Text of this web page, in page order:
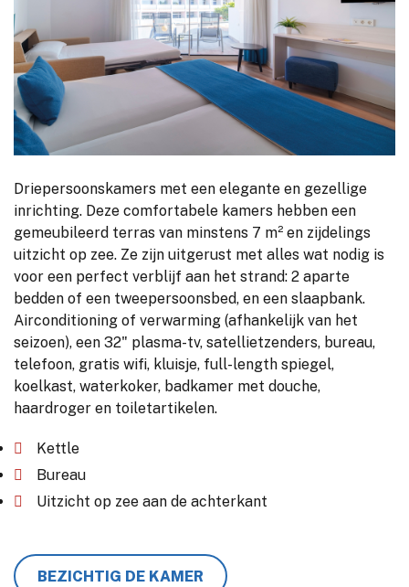
Driepersoonskamers met een elegante en gezellige
inrichting. Deze comfortabele kamers hebben een
gemeubileerd terras van minstens 7 m² en zijdelings
uitzicht op zee. Ze zijn uitgerust met alles wat nodig is
voor een perfect verblijf aan het strand: 2 aparte
bedden of een tweepersoonsbed, en een slaapbank.
Airconditioning of verwarming (afhankelijk van het
seizoen), een 32" plasma-tv, satellietzenders, bureau,
telefoon, gratis wifi, kluisje, full-length spiegel,
koelkast, waterkoker, badkamer met douche,
haardroger en toiletartikelen.
Kettle
Bureau
Uitzicht op zee aan de achterkant
BEZICHTIG DE KAMER